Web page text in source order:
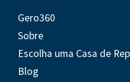
Gero360
Sobre
Escolha uma Casa de
Blog